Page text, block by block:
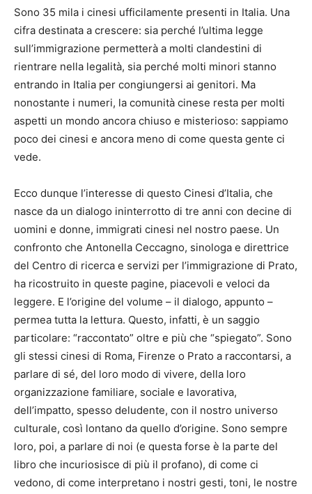
Sono 35 mila i cinesi ufficilamente presenti in Italia. Una
cifra destinata a crescere: sia perché l’ultima legge
sull’immigrazione permetterà a molti clandestini di
rientrare nella legalità, sia perché molti minori stanno
entrando in Italia per congiungersi ai genitori. Ma
nonostante i numeri, la comunità cinese resta per molti
aspetti un mondo ancora chiuso e misterioso: sappiamo
poco dei cinesi e ancora meno di come questa gente ci
vede.
Ecco dunque l’interesse di questo Cinesi d’Italia, che
nasce da un dialogo ininterrotto di tre anni con decine di
uomini e donne, immigrati cinesi nel nostro paese. Un
confronto che Antonella Ceccagno, sinologa e direttrice
del Centro di ricerca e servizi per l’immigrazione di Prato,
ha ricostruito in queste pagine, piacevoli e veloci da
leggere. E l’origine del volume – il dialogo, appunto –
permea tutta la lettura. Questo, infatti, è un saggio
particolare: “raccontato” oltre e più che “spiegato”. Sono
gli stessi cinesi di Roma, Firenze o Prato a raccontarsi, a
parlare di sé, del loro modo di vivere, della loro
organizzazione familiare, sociale e lavorativa,
dell’impatto, spesso deludente, con il nostro universo
culturale, così lontano da quello d’origine. Sono sempre
loro, poi, a parlare di noi (e questa forse è la parte del
libro che incuriosisce di più il profano), di come ci
vedono, di come interpretano i nostri gesti, toni, le nostre